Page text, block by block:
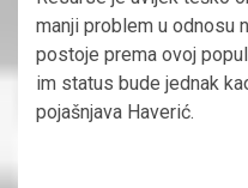
manji problem u odnosu
postoje prema ovoj
im status bude jednak
pojašnjava Haverić.